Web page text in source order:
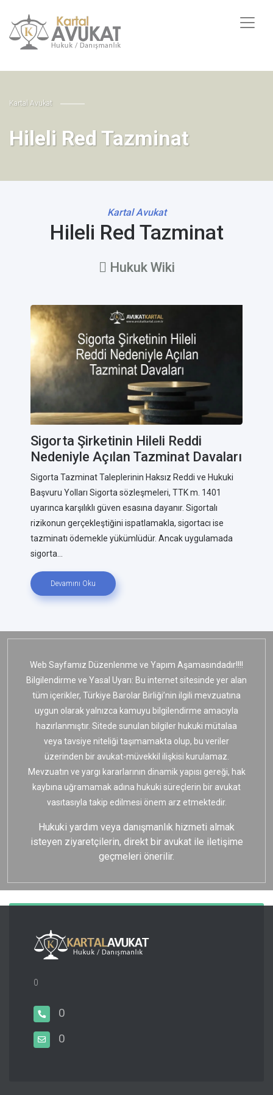
Kartal Avukat
Hileli Red Tazminat
Kartal Avukat
Hileli Red Tazminat
Hukuk Wiki
Sigorta Şirketinin Hileli Reddi
Nedeniyle Açılan Tazminat Davaları
Sigorta Tazminat Taleplerinin Haksız Reddi ve Hukuki
Başvuru Yolları Sigorta sözleşmeleri, TTK m. 1401
uyarınca karşılıklı güven esasına dayanır. Sigortalı
rizikonun gerçekleştiğini ispatlamakla, sigortacı ise
tazminatı ödemekle yükümlüdür. Ancak uygulamada
sigorta...
Devamını Oku
Web Sayfamız Düzenlenme ve Yapım Aşamasındadır!!!!
Bilgilendirme ve Yasal Uyarı: Bu internet sitesinde yer alan
tüm içerikler, Türkiye Barolar Birliği’nin ilgili mevzuatına
uygun olarak yalnızca kamuyu bilgilendirme amacıyla
hazırlanmıştır. Sitede sunulan bilgiler hukuki mütalaa
veya tavsiye niteliği taşımamakta olup, bu veriler
üzerinden bir avukat-müvekkil ilişkisi kurulamaz.
Mevzuatın ve yargı kararlarının dinamik yapısı gereği, hak
kaybına uğramamak adına hukuki süreçlerin bir avukat
vasıtasıyla takip edilmesi önem arz etmektedir.
Hukuki yardım veya danışmanlık hizmeti almak
isteyen ziyaretçilerin, direkt bir avukat ile iletişime
geçmeleri önerilir.
0
0
0